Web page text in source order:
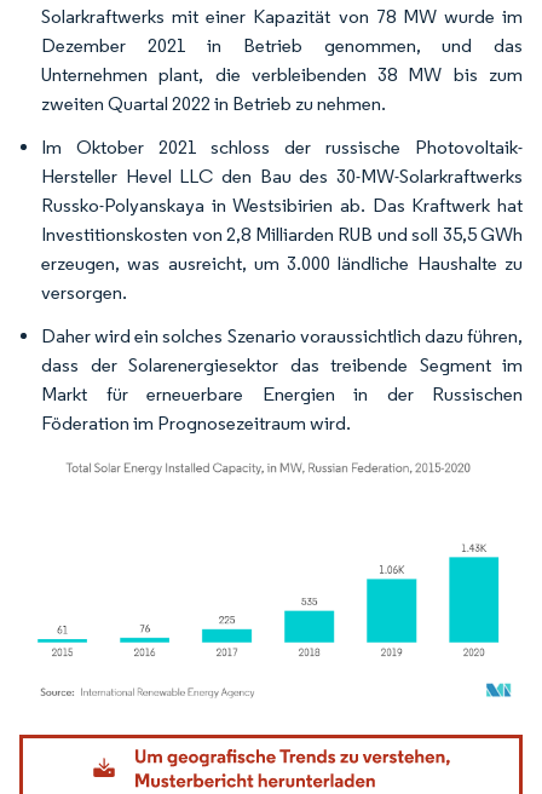
Solarkraftwerks mit einer Kapazität von 78 MW wurde im
Dezember 2021 in Betrieb genommen, und das
Unternehmen plant, die verbleibenden 38 MW bis zum
zweiten Quartal 2022 in Betrieb zu nehmen.
Im Oktober 2021 schloss der russische Photovoltaik-
Hersteller Hevel LLC den Bau des 30-MW-Solarkraftwerks
Russko-Polyanskaya in Westsibirien ab. Das Kraftwerk hat
Investitionskosten von 2,8 Milliarden RUB und soll 35,5 GWh
erzeugen, was ausreicht, um 3.000 ländliche Haushalte zu
versorgen.
Daher wird ein solches Szenario voraussichtlich dazu führen,
dass der Solarenergiesektor das treibende Segment im
Markt für erneuerbare Energien in der Russischen
Föderation im Prognosezeitraum wird.
Bild © Mordor Intelligence. Wiederverwendung erfordert Namensnennung gemäß